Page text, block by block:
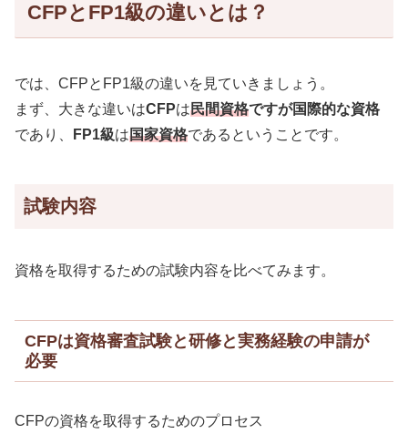
CFPとFP1級の違いとは？
では、CFPとFP1級の違いを見ていきましょう。
まず、大きな違いはCFPは民間資格ですが国際的な資格
であり、
FP1級は国家資格であるということです。
試験内容
資格を取得するための試験内容を比べてみます。
CFPは資格審査試験と研修と実務経験の申請が
必要
CFPの資格を取得するためのプロセス